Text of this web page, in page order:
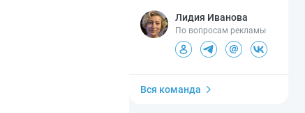
Лидия Иванова
По вопросам рекламы
Вся команда